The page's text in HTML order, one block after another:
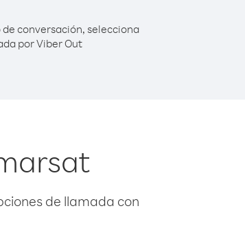
de conversación, selecciona
por Viber Out
de llamada con